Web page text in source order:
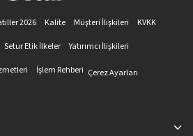
2026 Kalite Müşteri İlişkileri
KVKK
Setur Etik İlkeler
Yatırımcı İlişkileri
İşlem Rehberi Çerez Ayarları